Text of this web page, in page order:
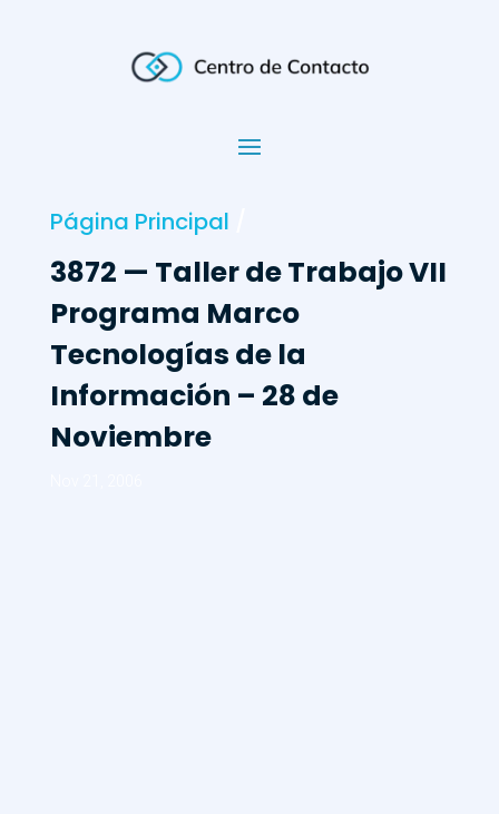
Página Principal
3872 — Taller de Trabajo VII
Programa Marco
Tecnologías de la
Información – 28 de
Noviembre